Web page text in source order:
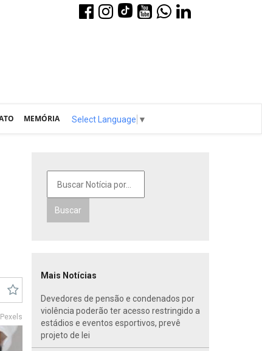
MEMÓRIA Select Language ▼
Buscar
Mais Notícias
Devedores de pensão e condenados por
violência poderão ter acesso restringido a
estádios e eventos esportivos, prevê
projeto de lei